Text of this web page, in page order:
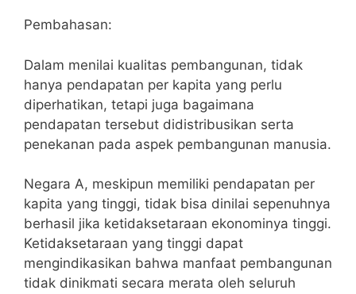
Pembahasan:
Dalam menilai kualitas pembangunan, tidak
hanya pendapatan per kapita yang perlu
diperhatikan, tetapi juga bagaimana
pendapatan tersebut didistribusikan serta
penekanan pada aspek pembangunan manusia.
Negara A, meskipun memiliki pendapatan per
kapita yang tinggi, tidak bisa dinilai sepenuhnya
berhasil jika ketidaksetaraan ekonominya tinggi.
Ketidaksetaraan yang tinggi dapat
mengindikasikan bahwa manfaat pembangunan
tidak dinikmati secara merata oleh seluruh